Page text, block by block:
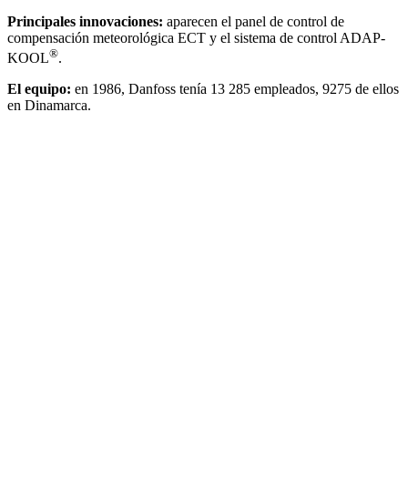
Principales innovaciones: aparecen el panel de control de
compensación meteorológica ECT y el sistema de control ADAP-
KOOL®.
El equipo: en 1986, Danfoss tenía 13 285 empleados, 9275 de ellos
en Dinamarca.